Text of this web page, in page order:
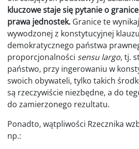
kluczowe staje się pytanie o
prawa jednostek. Granice te
wywodzonej z konstytucyjnej
demokratycznego państwa
proporcjonalności sensu largo, tj.
państwo, przy ingerowaniu w
swoich obywateli, tylko takich
są rzeczywiście niezbędne, a do
do zamierzonego rezultatu.
Ponadto, wątpliwości Rzecznika
np.: